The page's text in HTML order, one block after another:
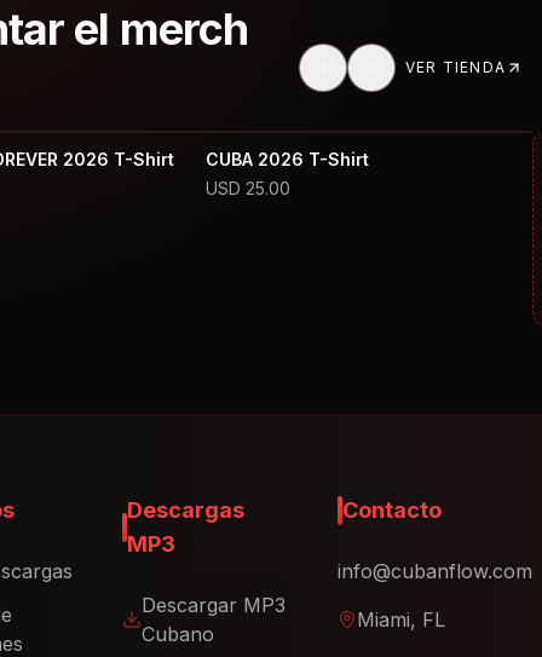
el merch
VER TIENDA
2026 T-Shirt
CUBA 2026 T-Shirt
USD 25.00
Descargas
MP3
Descargar MP3
Cubano
Contacto
info@cubanflow.com
Miami, FL